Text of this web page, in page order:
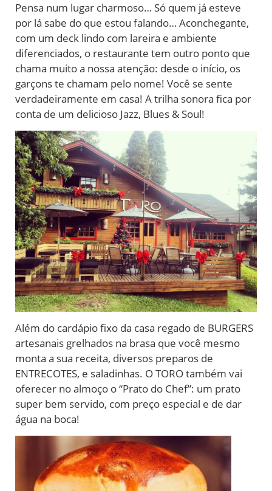
Pensa num lugar charmoso… Só quem já esteve
por lá sabe do que estou falando… Aconchegante,
com um deck lindo com lareira e ambiente
diferenciados, o restaurante tem outro ponto que
chama muito a nossa atenção: desde o início, os
garçons te chamam pelo nome! Você se sente
verdadeiramente em casa! A trilha sonora fica por
conta de um delicioso Jazz, Blues & Soul!
Além do cardápio fixo da casa regado de BURGERS
artesanais grelhados na brasa que você mesmo
monta a sua receita, diversos preparos de
ENTRECOTES, e saladinhas. O TORO também vai
oferecer no almoço o “Prato do Chef”: um prato
super bem servido, com preço especial e de dar
água na boca!